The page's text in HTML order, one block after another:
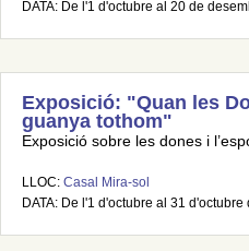
DATA: De l'1 d'octubre al 20 de
Exposició: "Quan les
guanya tothom"
Exposició sobre les dones i
LLOC: Casal Mira-sol
DATA: De l'1 d'octubre al 31 d'octubre